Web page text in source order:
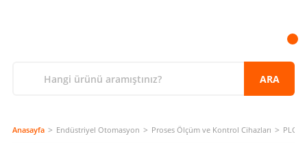
ARA
Anasayfa Endüstriyel Otomasyon Proses Ölçüm ve Kontrol Cihazları PLC